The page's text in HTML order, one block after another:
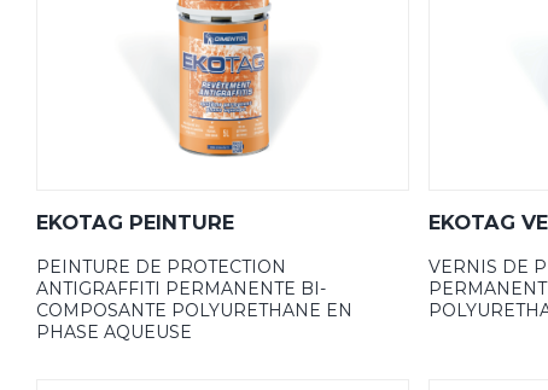
EKOTAG PEINTURE
PEINTURE DE PROTECTION
ANTIGRAFFITI PERMANENTE BI-
COMPOSANTE POLYURETHANE EN
PHASE AQUEUSE
EKOTAG
VERNIS DE